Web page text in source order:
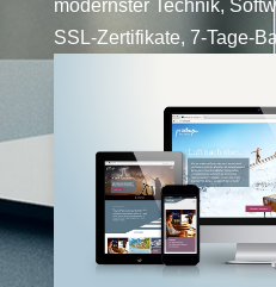
modernster Technik,
SSL-Zertifikate, 7-Tage-